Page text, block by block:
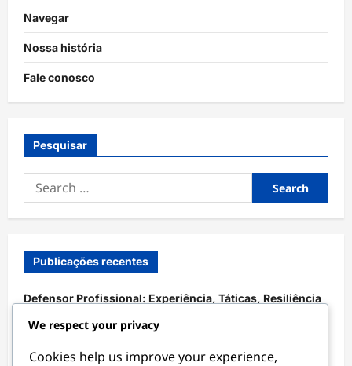
Navegar
Nossa história
Fale conosco
Pesquisar
Search
for:
Publicações recentes
Defensor Profissional: Experiência, Táticas, Resiliência
Estatísticas de Guarda-Redes: Métricas de
We respect your privacy
Cookies help us improve your experience,